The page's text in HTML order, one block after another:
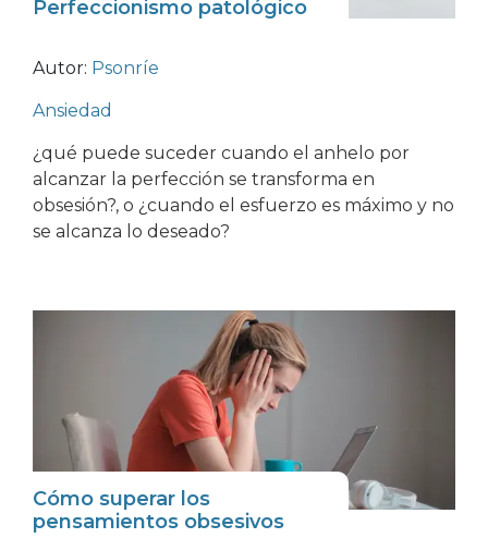
Perfeccionismo patológico
Autor: Psonríe
Ansiedad
¿qué puede suceder cuando el anhelo por
alcanzar la perfección se transforma en
obsesión?, o ¿cuando el esfuerzo es máximo y no
se alcanza lo deseado?
Cómo superar los
pensamientos obsesivos